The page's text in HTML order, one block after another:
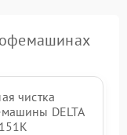
чистка
DELTA